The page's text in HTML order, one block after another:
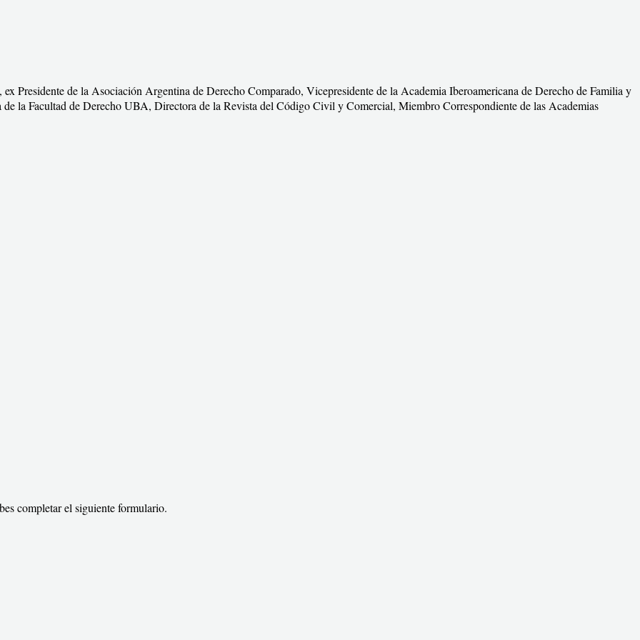
Presidente de la Asociación Argentina de Derecho Comparado, Vicepresidente de la Academia Iberoamericana de Derecho de Familia y
de la Facultad de Derecho UBA, Directora de la Revista del Código Civil y Comercial, Miembro Correspondiente de las Academias
completar el siguiente formulario.